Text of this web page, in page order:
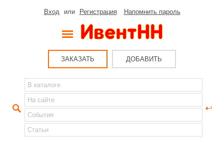
Вход или Регистрация Напомнить пароль
ЗАКАЗАТЬ ДОБАВИТЬ